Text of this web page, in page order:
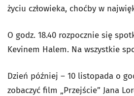
życiu człowieka, choćby w
O godz. 18.40 rozpocznie się
Kevinem Halem. Na wszystkie
Dzień później – 10 listopada o
zobaczyć film „Przejście” Jana